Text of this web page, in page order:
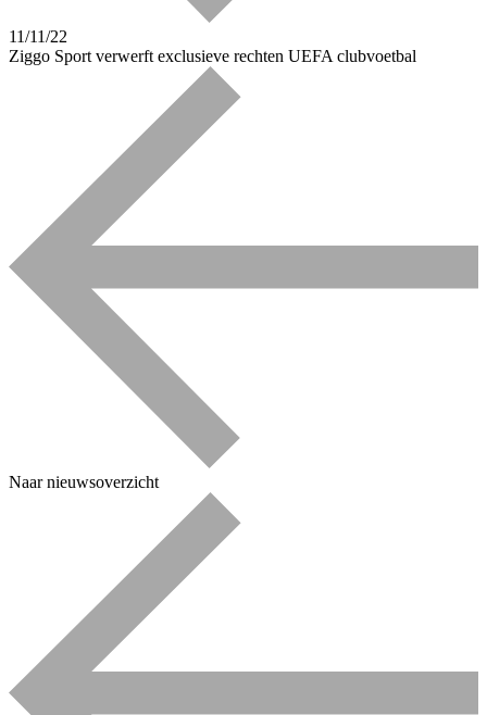
11/11/22
Ziggo Sport verwerft exclusieve rechten UEFA clubvoetbal
Naar nieuwsoverzicht